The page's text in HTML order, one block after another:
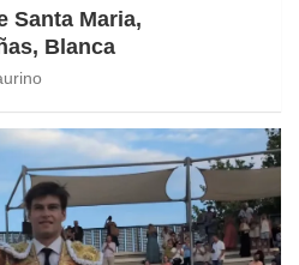
Santa Maria,
Blanca